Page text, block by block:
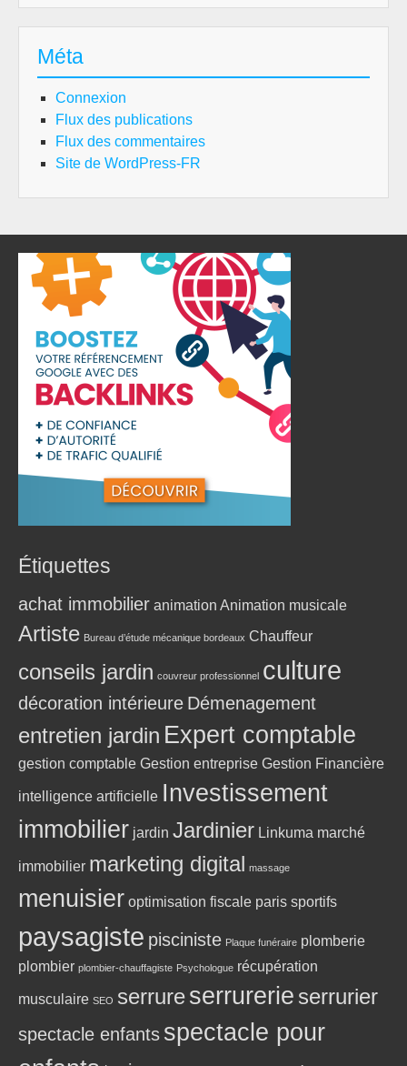
Méta
Connexion
Flux des publications
Flux des commentaires
Site de WordPress-FR
Étiquettes
achat immobilier animation Animation musicale
Artiste Bureau d’étude mécanique bordeaux Chauffeur
conseils jardin couvreur professionnel culture
décoration intérieure Démenagement
entretien jardin Expert comptable
gestion comptable Gestion entreprise Gestion Financière
intelligence artificielle Investissement
immobilier jardin Jardinier Linkuma marché
immobilier marketing digital massage
menuisier optimisation fiscale paris sportifs
paysagiste pisciniste Plaque funéraire plomberie
plombier plombier-chauffagiste Psychologue récupération
musculaire SEO serrureserrurerie serrurier
spectacle enfants spectacle pour